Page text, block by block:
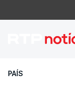
Natal
PAÍS